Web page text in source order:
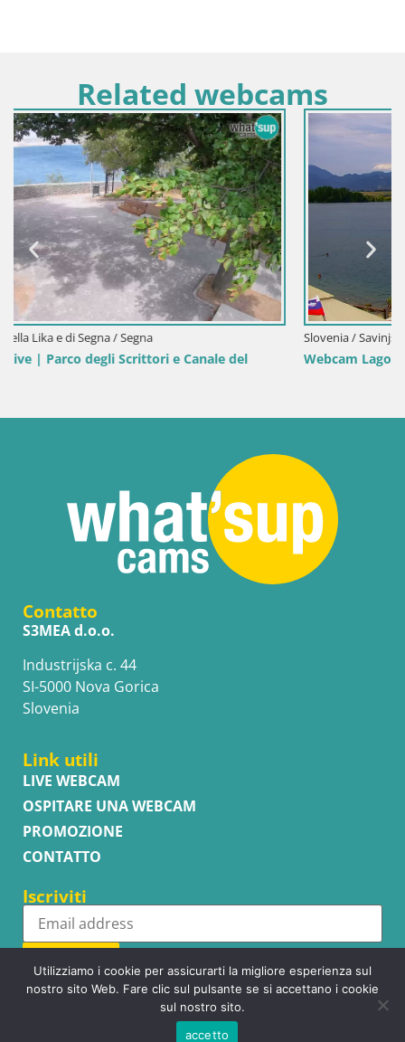
Related webcams
Slovenia / Savinjska / Velenje
Webcam Lago di Velenje – Spiaggia di Velenje in diretta
Contatto
S3MEA d.o.o.
Industrijska c. 44
SI-5000 Nova Gorica
Slovenia
Link utili
LIVE WEBCAM
OSPITARE UNA WEBCAM
PROMOZIONE
CONTATTO
Iscriviti
Subscribe
Copyright © WhatsupCams 2016 - 2026. All right reserved.
Utilizziamo i cookie per assicurarti la migliore esperienza sul
nostro sito Web. Fare clic sul pulsante se si accettano i cookie
sul nostro sito.
accetto